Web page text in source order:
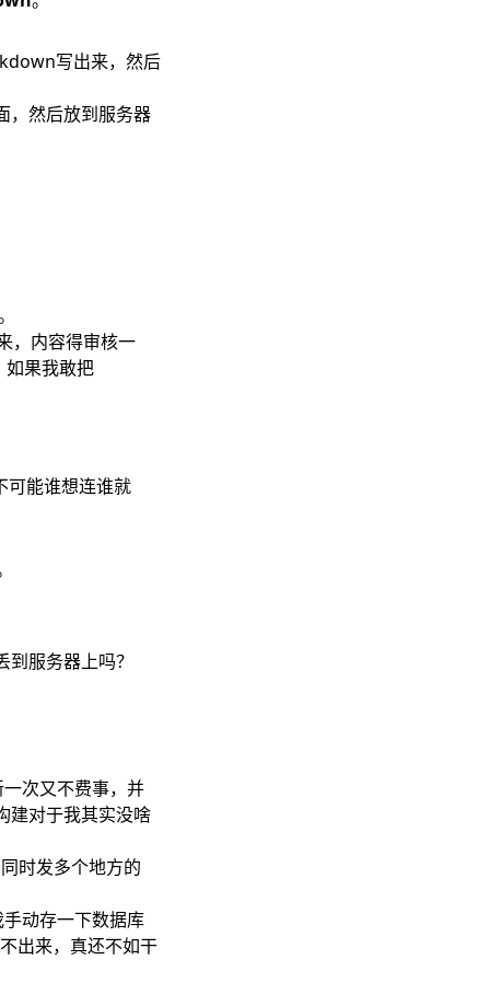
写出来，然后
，然后放到服务器
，内容得审核一
如果我敢把
可能谁想连谁就
服务器上吗？
次又不费事，并
建对于我其实没啥
时发多个地方的
动存一下数据库
出来，真还不如干